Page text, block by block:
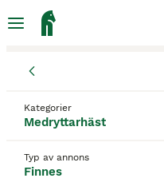
Kategorier
Medryttarhäst
Typ av annons
Finnes
Medryttarhäst finnes